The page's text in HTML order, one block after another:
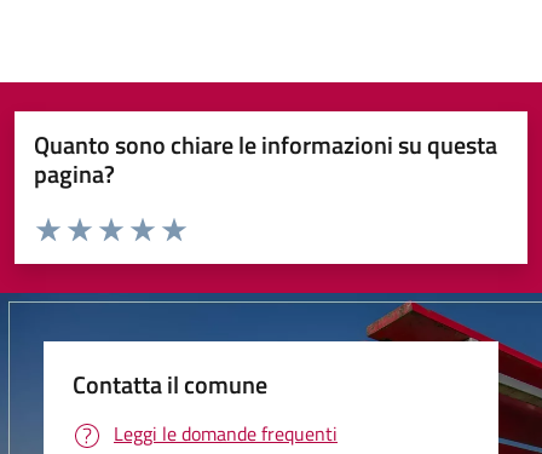
Quanto sono chiare le informazioni su questa
pagina?
Valuta da 1 a 5 stelle la pagina
Valuta 5 stelle su 5
Valuta 4 stelle su 5
Valuta 3 stelle su 5
Valuta 2 stelle su 5
Valuta 1 stelle su 5
Contatta il comune
Leggi le domande frequenti